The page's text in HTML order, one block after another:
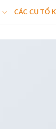
CÁC CỤ TỔ